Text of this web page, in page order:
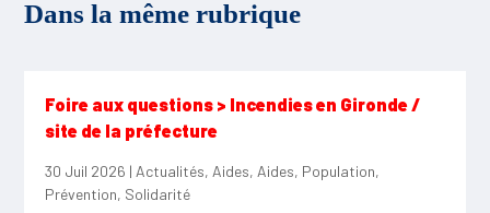
Dans la même rubrique
Foire aux questions > Incendies en Gironde /
site de la préfecture
30 Juil 2026 | Actualités, Aides, Aides, Population,
Prévention, Solidarité